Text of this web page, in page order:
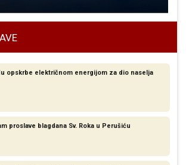
opskrbe električnom energijom za dio naselja
proslave blagdana Sv. Roka u Perušiću